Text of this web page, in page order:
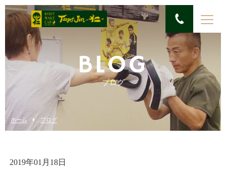
BLOG
ブログ
ホーム ブログ
2019年01月18日